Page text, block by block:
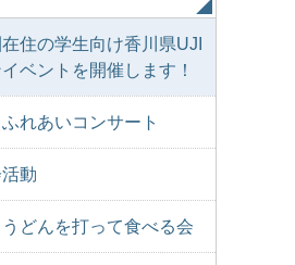
住の学生向け香川県UJI
ベントを開催します！
れあいコンサート
動
どんを打って食べる会